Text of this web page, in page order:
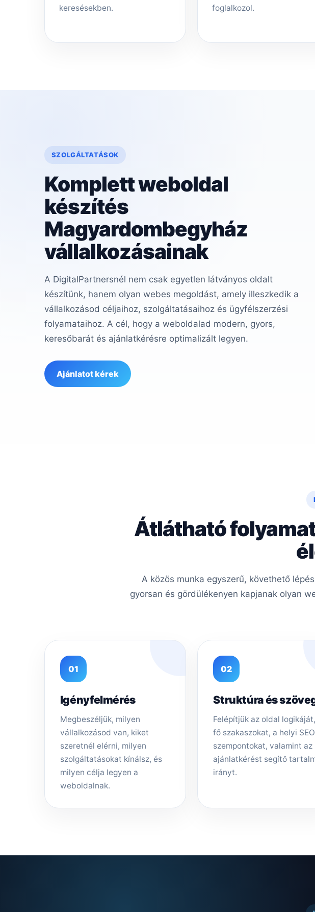
keresésekben.
foglalkozol.
SZOLGÁLTATÁSOK
Komplett weboldal
készítés
Magyardombegyház
vállalkozásainak
A DigitalPartnersnél nem csak egyetlen látványos oldalt
készítünk, hanem olyan webes megoldást, amely illeszkedik a
vállalkozásod céljaihoz, szolgáltatásaihoz és ügyfélszerzési
folyamataihoz. A cél, hogy a weboldalad modern, gyors,
keresőbarát és ajánlatkérésre optimalizált legyen.
Ajánlatot kérek
Átlátható
A közös munka egyszerű, követhető
gyorsan és gördülékenyen kapjanak olyan
01
Igényfelmérés
Megbeszéljük, milyen
vállalkozásod van, kiket
szeretnél elérni, milyen
szolgáltatásokat kínálsz, és
milyen célja legyen a
weboldalnak.
02
Struktúra és
Felépítjük az oldal
fő szakaszokat, a helyi SEO
szempontokat, valamint az
ajánlatkérést segítő
irányt.